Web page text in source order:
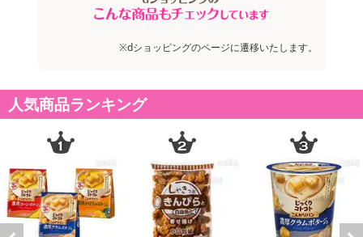
メール便ポスト投函のため、多少のくずれが出てしまう場合があ
十分ご理解のうえ、お試しください。
注意事項
【賞味・消費期限のある商品について】
商品到着時点でのお日持ち期間は、配送日数などにより異なります
のでご了承ください。
【キャンセルについて】
※お申込み後のキャンセルはお受けできません。
※dショッピングのページに遷移いたします。
人気商品ランキング